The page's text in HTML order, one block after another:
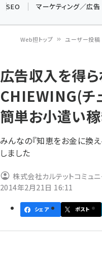
SEO マーケティング／広告
ン
く
ず
Web担トップ ユーザー投稿
広告収入を得ら
CHIEWING(チ
簡単お小遣い
みんなの『知恵をお金に換え
しました
株式会社カルテットコミュニ
2014年2月21日 16:11
シェア ポスト